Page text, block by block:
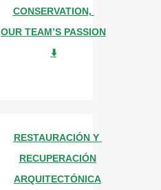
CONSERVATION,
OUR TEAM’S PASSION
⬇️
RESTAURACIÓN Y
RECUPERACIÓN
ARQUITECTÓNICA